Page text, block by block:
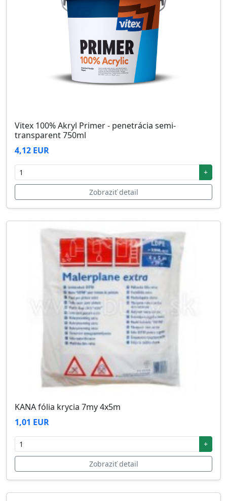
Vitex 100% Akryl Primer - penetrácia semi-
transparent 750ml
4,12 EUR
+
Zobraziť detail
KANA fólia krycia 7my 4x5m
1,01 EUR
+
Zobraziť detail